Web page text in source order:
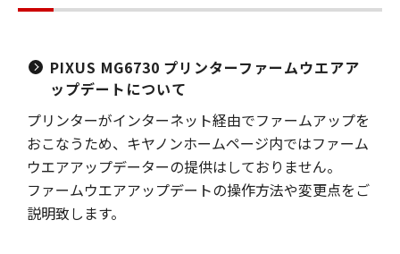
PIXUS MG6730 プリンターファームウエアア
ップデートについて
プリンターがインターネット経由でファームアップを
おこなうため、キヤノンホームページ内ではファーム
ウエアアップデーターの提供はしておりません。
ファームウエアアップデートの操作方法や変更点をご
説明致します。